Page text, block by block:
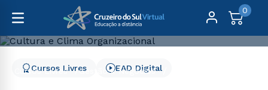
0
Cursos Livres
Gestão e Negócios
Cursos Livres EAD Digital